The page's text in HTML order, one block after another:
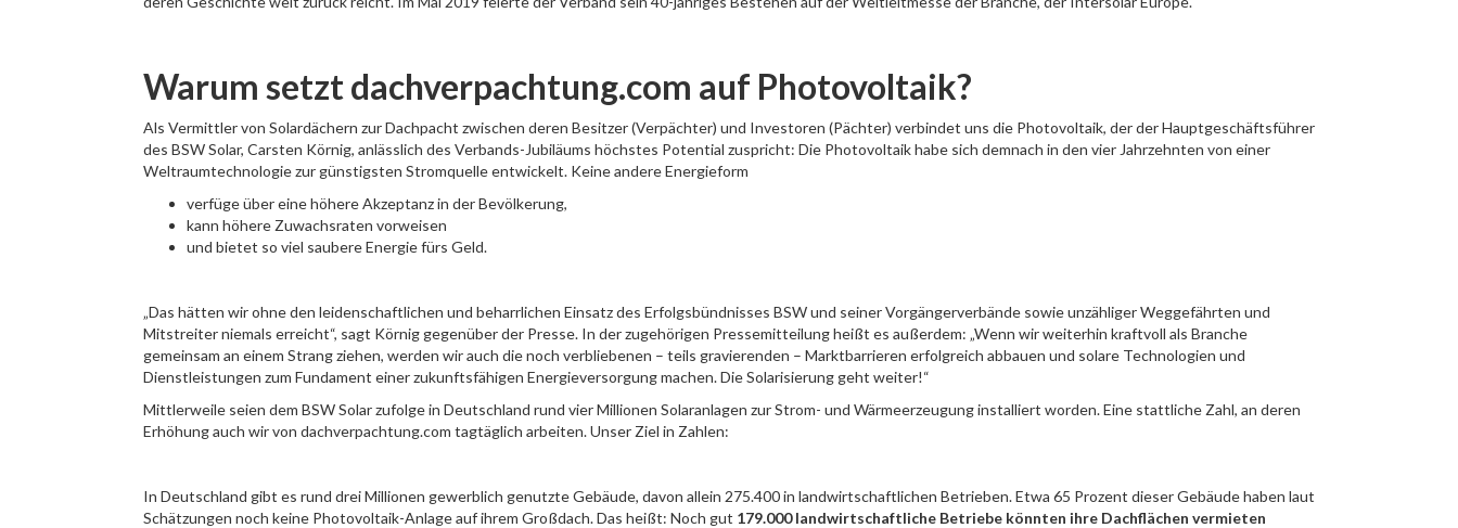
Warum setzt dachverpachtung.com auf Photovoltaik?
Als Vermittler von Solardächern zur Dachpacht zwischen deren Besitzer (Verpächter) und Investoren (Pächter) verbindet uns die Photovoltaik, der der Hauptgeschäftsführer
des BSW Solar, Carsten Körnig, anlässlich des Verbands-Jubiläums höchstes Potential zuspricht: Die Photovoltaik habe sich demnach in den vier Jahrzehnten von einer
Weltraumtechnologie zur günstigsten Stromquelle entwickelt. Keine andere Energieform
verfüge über eine höhere Akzeptanz in der Bevölkerung,
kann höhere Zuwachsraten vorweisen
und bietet so viel saubere Energie fürs Geld.
„Das hätten wir ohne den leidenschaftlichen und beharrlichen Einsatz des Erfolgsbündnisses BSW und seiner Vorgängerverbände sowie unzähliger Weggefährten und
Mitstreiter niemals erreicht“, sagt Körnig gegenüber der Presse. In der zugehörigen Pressemitteilung heißt es außerdem: „Wenn wir weiterhin kraftvoll als Branche
gemeinsam an einem Strang ziehen, werden wir auch die noch verbliebenen – teils gravierenden – Marktbarrieren erfolgreich abbauen und solare Technologien und
Dienstleistungen zum Fundament einer zukunftsfähigen Energieversorgung machen. Die Solarisierung geht weiter!“
Mittlerweile seien dem BSW Solar zufolge in Deutschland rund vier Millionen Solaranlagen zur Strom- und Wärmeerzeugung installiert worden. Eine stattliche Zahl, an deren
Erhöhung auch wir von dachverpachtung.com tagtäglich arbeiten. Unser Ziel in Zahlen:
In Deutschland gibt es rund drei Millionen gewerblich genutzte Gebäude, davon allein 275.400 in landwirtschaftlichen Betrieben. Etwa 65 Prozent dieser Gebäude haben laut
Schätzungen noch keine Photovoltaik-Anlage auf ihrem Großdach. Das heißt: Noch gut 179.000 landwirtschaftliche Betriebe könnten ihre Dachflächen vermieten